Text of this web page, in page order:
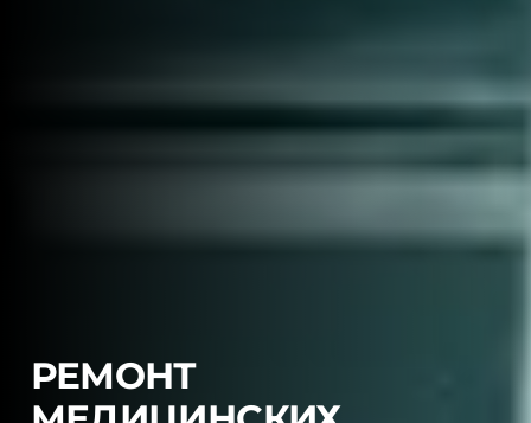
РЕМОНТ